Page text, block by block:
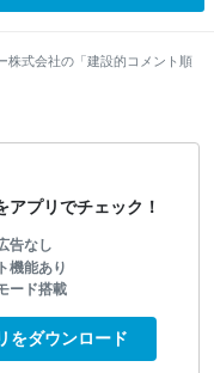
株式会社の「建設的コメント順
アプリでチェック！
告なし
機能あり
ード搭載
をダウンロード